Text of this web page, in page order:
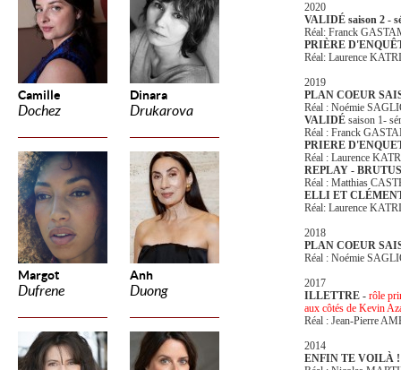
Camille
Dochez
Dinara
Drukarova
Margot
Dufrene
Anh
Duong
2020
VALIDÉ saison 2 -
Réal: Franck
PRIÈRE
Réal: Laurence
2019
PLAN COEUR
Réal : Noémie
VALIDÉ saison 1-
Réal : Franck
PRIERE
Réal : Laurence
REPLAY -
Réal : Matthias
ELLI ET
Réal: Laurence
2018
PLAN COEUR
Réal : Noémie
2017
ILLETTRE - rôle
aux côtés de Kevin
Réal : Jean-Pierre
2014
ENFIN TE VOILÀ !